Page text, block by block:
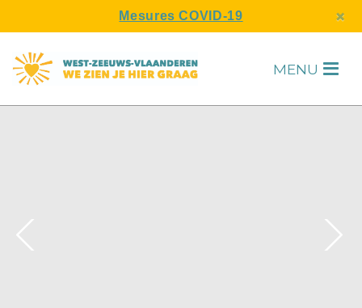
Mesures COVID-19 ×
MENU H